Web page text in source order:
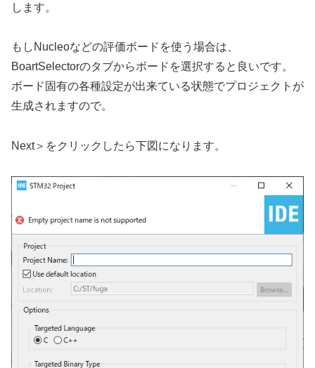
します。
もしNucleoなどの評価ボードを使う場合は、
BoartSelectorのタブからボードを選択すると良いです。
ボード固有の各種設定が出来ている状態でプロジェクトが
生成されますので。
Next＞をクリックしたら下図になります。